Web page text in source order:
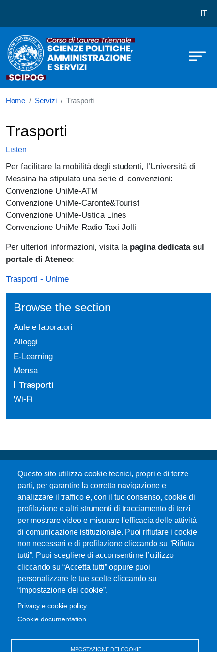
Corso di laurea in Scienze IT
Home Servizi Trasporti
Trasporti
Listen
Per facilitare la mobilità degli studenti, l’Università di
Messina ha stipulato una serie di convenzioni:
Convenzione UniMe-ATM
Convenzione UniMe-Caronte&Tourist
Convenzione UniMe-Ustica Lines
Convenzione UniMe-Radio Taxi Jolli
Per ulteriori informazioni, visita lapagina dedicata sul
portale di Ateneo:
Trasporti - Unime
Browse the section
Aule e laboratori
Alloggi
E-Learning
Mensa
Trasporti
Wi-Fi
Questo sito utilizza cookie tecnici, propri e di terze
parti, per garantire la corretta navigazione e
analizzare il traffico e, con il tuo consenso, cookie di
profilazione e altri strumenti di tracciamento di terzi
per mostrare video e misurare l'efficacia delle attività
di comunicazione istituzionale. Puoi rifiutare i cookie
non necessari e di profilazione cliccando su “Rifiuta
tutti”. Puoi scegliere di acconsentirne l’utilizzo
cliccando su “Accetta tutti” oppure puoi
personalizzare le tue scelte cliccando su
“Impostazione dei cookie”.
Privacy e cookie policy
Cookie documentation
IMPOSTAZIONE DEI COOKIE
Università degli Studi di Messina
Piazza Pugliatti, 1 - 98122 Messina
Cod. Fiscale 80004070837
P.IVA 00724160833
Centralino: 090 676 1
MENÙ SOCIAL
MENÙ FOOTER 1
Accessibility statement
Privacy and cookie policy